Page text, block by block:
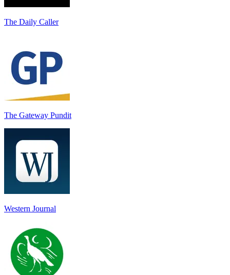
The Daily Caller
The Gateway Pundit
Western Journal